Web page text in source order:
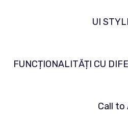
UI
FUNCȚIONALITĂȚI CU
Call to